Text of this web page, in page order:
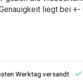
liegt bei +-
Werktag versandt